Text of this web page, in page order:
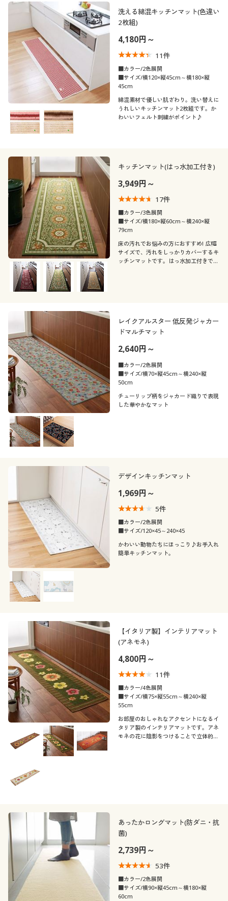
洗える綿混キッチンマット(色違い
2枚組)
4,180円～
11件
■カラー/2色展開
■サイズ/横120×縦45cm～横180×縦
45cm
綿混素材で優しい肌ざわり。洗い替えに
うれしいキッチンマット2枚組です。か
わいいフェルト刺繍がポイント♪
キッチンマット(はっ水加工付き)
3,949円～
17件
■カラー/3色展開
■サイズ/横180×縦60cm～横240×縦
79cm
床の汚れでお悩みの方におすすめ! 広幅
サイズで、汚れをしっかりカバーするキ
ッチンマットです。はっ水加工付きでお
レイクアルスター 低反発ジャカー
ドマルチマット
2,640円～
■カラー/2色展開
■サイズ/横70×縦45cm～横240×縦
50cm
チューリップ柄をジャカード織りで表現
した華やかなマット
デザインキッチンマット
1,969円～
5件
■カラー/2色展開
■サイズ/120×45～240×45
かわいい動物たちにほっこり♪お手入れ
簡単キッチンマット。
【イタリア製】インテリアマット
(アネモネ)
4,800円～
11件
■カラー/4色展開
■サイズ/横75×縦55cm～横240×縦
55cm
お部屋のおしゃれなアクセントになるイ
タリア製のインテリアマットです。アネ
モネの花に陰影をつけることで立体的な
あったかロングマット(防ダニ・抗
菌)
2,739円～
53件
■カラー/2色展開
■サイズ/横90×縦45cm～横180×縦
60cm